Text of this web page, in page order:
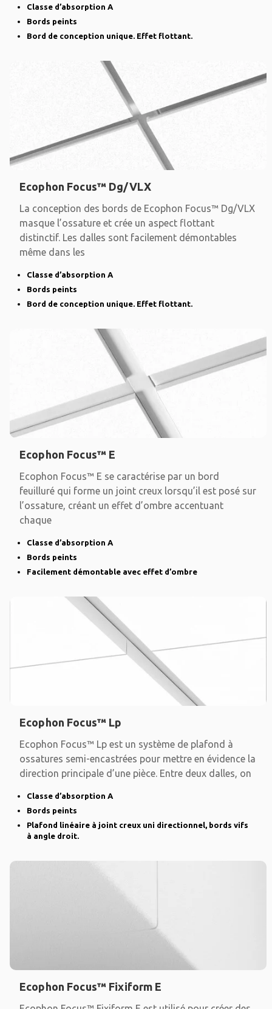
Classe d’absorption A
Bords peints
Bord de conception unique. Effet flottant.
Ecophon Focus™ Dg/VLX
La conception des bords de Ecophon Focus™ Dg/VLX
masque l’ossature et crée un aspect flottant
distinctif. Les dalles sont facilement démontables
même dans les
Classe d’absorption A
Bords peints
Bord de conception unique. Effet flottant.
Ecophon Focus™ E
Ecophon Focus™ E se caractérise par un bord
feuilluré qui forme un joint creux lorsqu’il est posé sur
l’ossature, créant un effet d’ombre accentuant
chaque
Classe d’absorption A
Bords peints
Facilement démontable avec effet d’ombre
Ecophon Focus™ Lp
Ecophon Focus™ Lp est un système de plafond à
ossatures semi-encastrées pour mettre en évidence la
direction principale d’une pièce. Entre deux dalles, on
Classe d’absorption A
Bords peints
Plafond linéaire à joint creux uni directionnel, bords vifs
à angle droit.
Ecophon Focus™ Fixiform E